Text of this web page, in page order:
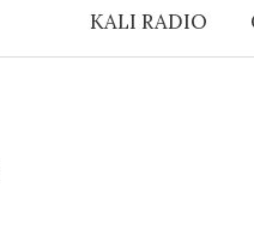
KALI RADIO